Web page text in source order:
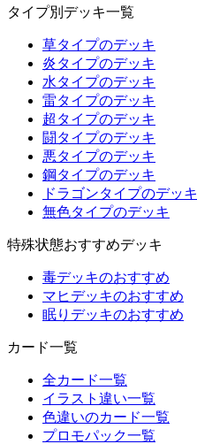
タイプ別デッキ一覧
草タイプのデッキ
炎タイプのデッキ
水タイプのデッキ
雷タイプのデッキ
超タイプのデッキ
闘タイプのデッキ
悪タイプのデッキ
鋼タイプのデッキ
ドラゴンタイプのデッキ
無色タイプのデッキ
特殊状態おすすめデッキ
毒デッキのおすすめ
マヒデッキのおすすめ
眠りデッキのおすすめ
カード一覧
全カード一覧
イラスト違い一覧
色違いのカード一覧
プロモパック一覧